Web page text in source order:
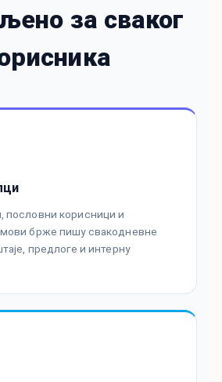
за сваког
пословни корисници и
брже пишу свакодневне
предлоге и интерну